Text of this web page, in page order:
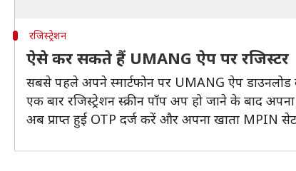
रजिस्ट्रेशन
ऐसे कर सकते हैं UMANG ऐप पर रजिस्टर
सबसे पहले अपने स्मार्टफोन पर UMANG ऐप
एक बार रजिस्ट्रेशन स्क्रीन पॉप अप हो जाने के बाद
अब प्राप्त हुई OTP दर्ज करें और अपना खाता